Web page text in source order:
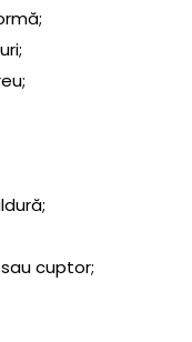
cuptor;